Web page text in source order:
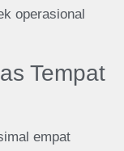
operasional
Tempat
empat